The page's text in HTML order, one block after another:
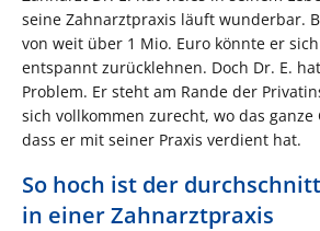
seine Zahnarztpraxis läuft wunderbar.
von weit über 1 Mio. Euro könnte er
entspannt zurücklehnen. Doch Dr. E.
Problem. Er steht am Rande der
sich vollkommen zurecht, wo das
dass er mit seiner Praxis verdient hat.
So hoch ist der
in einer Zahnarztpraxis